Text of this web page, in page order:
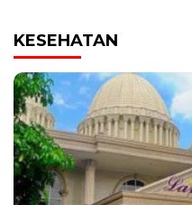
KESEHATAN